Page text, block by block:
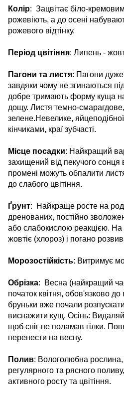
Колір: Зацвітає біло-
рожевіють, а до осені
рожевого відтінку.
Період цвітіння: Липень -
Пагони та листя: Пагони дуже
завдяки чому не згинаються
добре тримають форму куща
дощу. Листя темно-
зелене.Невелике,
кінчиками, краї зубчасті.
Місце посадки: Найкращий
захищений від пекучого сонця
промені можуть обпалити
до слабого цвітіння.
Ґрунт: Найкраще росте на
дренованих, постійно
або слабокислою реакцією.
жовтіє (хлороз) і погано
Морозостійкість: Витримує
Обрізка: Весна (найкращий
початок квітня, обов'язково
бруньки вже почали
виснажити кущ. Осінь:
щоб сніг не поламав гілки.
перенести на весну.
Полив: Вологолюбна рослина,
регулярного та рясного
активного росту та цвітіння.